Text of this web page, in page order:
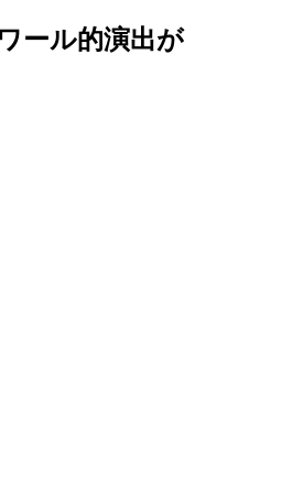
ール的演出が